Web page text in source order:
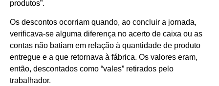
produtos”.
Os descontos ocorriam quando, ao concluir a jornada,
verificava-se alguma diferença no acerto de caixa ou as
contas não batiam em relação à quantidade de produto
entregue e a que retornava à fábrica. Os valores eram,
então, descontados como “vales” retirados pelo
trabalhador.